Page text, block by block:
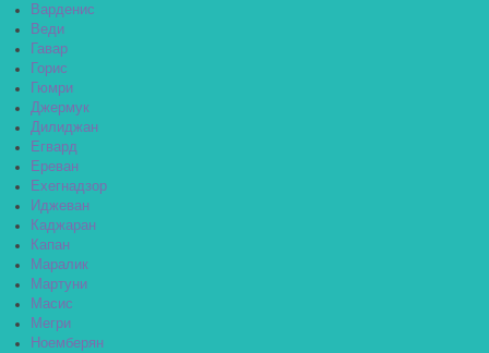
Варденис
Веди
Гавар
Горис
Гюмри
Джермук
Дилиджан
Егвард
Ереван
Ехегнадзор
Иджеван
Каджаран
Капан
Маралик
Мартуни
Масис
Мегри
Ноемберян